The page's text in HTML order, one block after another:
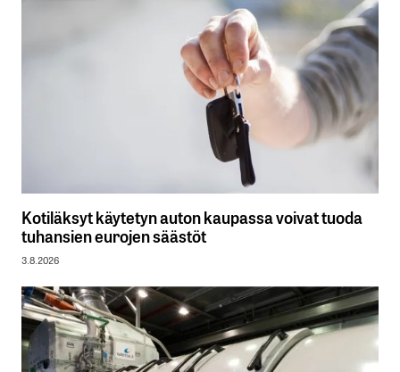
Kotiläksyt käytetyn auton kaupassa voivat tuoda
tuhansien eurojen säästöt
3.8.2026